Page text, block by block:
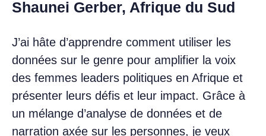
Shaunei Gerber, Afrique du Sud
J’ai hâte d’apprendre comment utiliser les
données sur le genre pour amplifier la voix
des femmes leaders politiques en Afrique et
présenter leurs défis et leur impact. Grâce à
un mélange d’analyse de données et de
narration axée sur les personnes, je veux